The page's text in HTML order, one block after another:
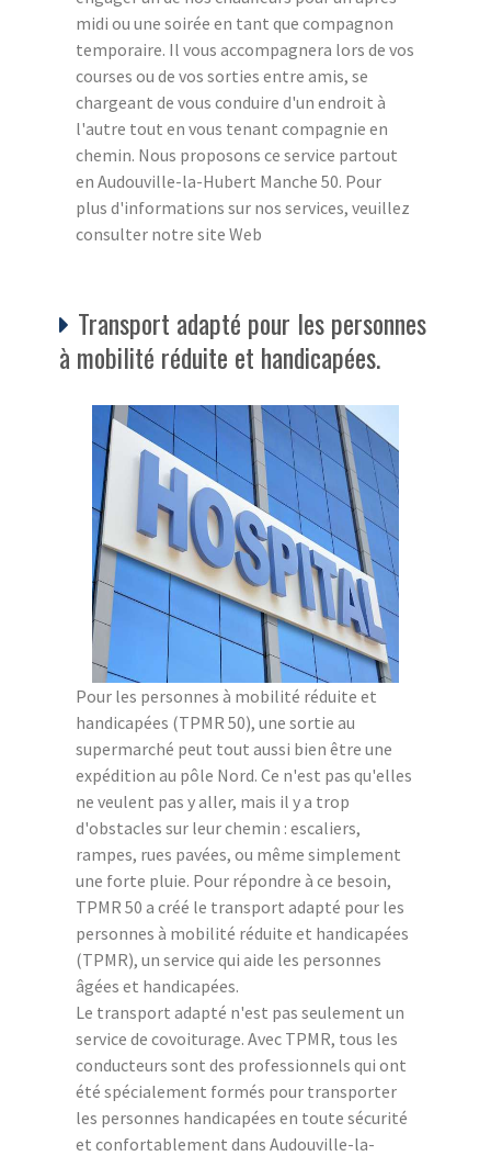
midi ou une soirée en tant que compagnon
temporaire. Il vous accompagnera lors de vos
courses ou de vos sorties entre amis, se
chargeant de vous conduire d'un endroit à
l'autre tout en vous tenant compagnie en
chemin. Nous proposons ce service partout
en Audouville-la-Hubert Manche 50. Pour
plus d'informations sur nos services, veuillez
consulter notre site Web
Transport adapté pour les personnes
à mobilité réduite et handicapées.
Pour les personnes à mobilité réduite et
handicapées (TPMR 50), une sortie au
supermarché peut tout aussi bien être une
expédition au pôle Nord. Ce n'est pas qu'elles
ne veulent pas y aller, mais il y a trop
d'obstacles sur leur chemin : escaliers,
rampes, rues pavées, ou même simplement
une forte pluie. Pour répondre à ce besoin,
TPMR 50 a créé le transport adapté pour les
personnes à mobilité réduite et handicapées
(TPMR), un service qui aide les personnes
âgées et handicapées.
Le transport adapté n'est pas seulement un
service de covoiturage. Avec TPMR, tous les
conducteurs sont des professionnels qui ont
été spécialement formés pour transporter
les personnes handicapées en toute sécurité
et confortablement dans Audouville-la-